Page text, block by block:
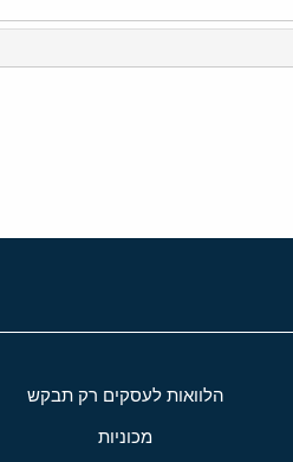
הלוואות לעסקים רק תבקש
מכוניות